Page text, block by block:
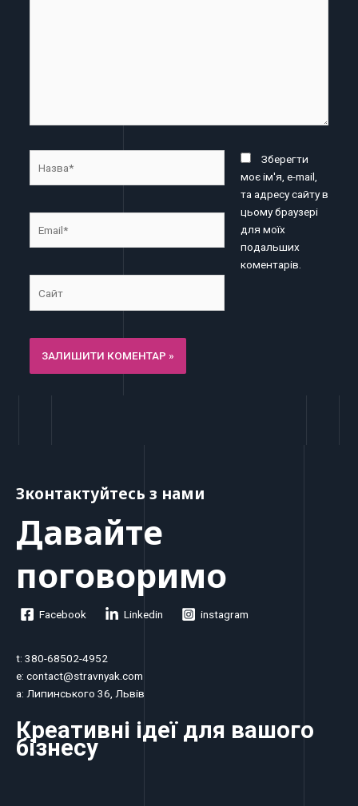
Зберегти
моє ім'я, e-mail,
та адресу сайту в
цьому браузері
для моїх
подальших
коментарів.
Зконтактуйтесь з нами
Давайте
поговоримо
Facebook Linkedin instagram
t: 380-68502-4952
e: contact@stravnyak.com
a: Липинського 36, Львів
Креативні ідеї для вашого
бізнесу